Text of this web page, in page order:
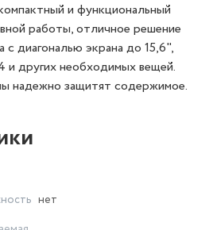
и функциональный
работы, отличное решение
с диагональю экрана до 15,6",
других необходимых вещей.
надежно защитят содержимое.
нет